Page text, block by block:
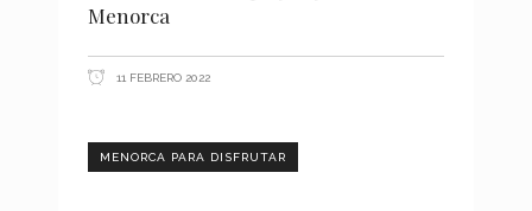
Menorca
11 FEBRERO 2022
MENORCA PARA DISFRUTAR